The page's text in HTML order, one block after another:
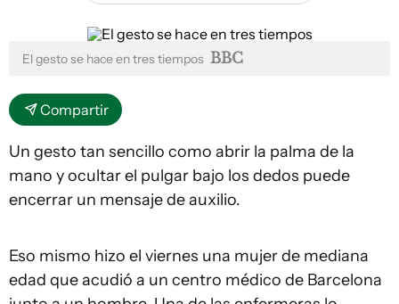
El gesto se hace en tres tiempos BBC
Compartir
Un gesto tan sencillo como abrir la palma de la
mano y ocultar el pulgar bajo los dedos puede
encerrar un mensaje de auxilio.
Eso mismo hizo el viernes una mujer de mediana
edad que acudió a un centro médico de Barcelona